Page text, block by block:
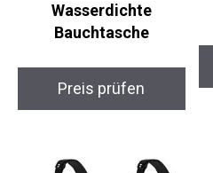
Wasserdichte
Bauchtasche
Preis prüfen